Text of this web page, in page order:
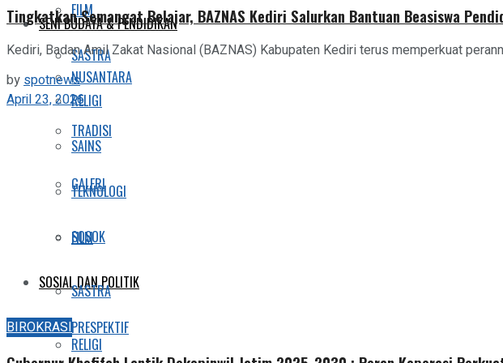
FILM
SASTRA
RELIGI
SAINS
TEKNOLOGI
SOSOK
SOSIAL DAN POLITIK
PRESPEKTIF
SENI BUDAYA & PENDIDIKAN
NUSANTARA
TRADISI
GALERI
FILM
SASTRA
RELIGI
Tingkatkan Semangat Belajar, BAZNAS Kediri Salurkan Bantuan Beasiswa
Kediri, Badan Amil Zakat Nasional (BAZNAS) Kabupaten Kediri terus memperkuat
by spotnews
April 23, 2026
BIROKRASI